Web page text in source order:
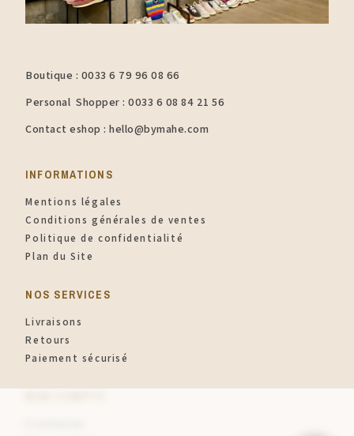
Boutique : 0033 6 79 96 08 66
Personal Shopper : 0033 6 08 84 21 56
Contact eshop : hello@bymahe.com
INFORMATIONS​
Mentions légales
Conditions générales de ventes
Politique de confidentialité
Plan du Site
NOS SERVICES
Livraisons
Retours
Paiement sécurisé